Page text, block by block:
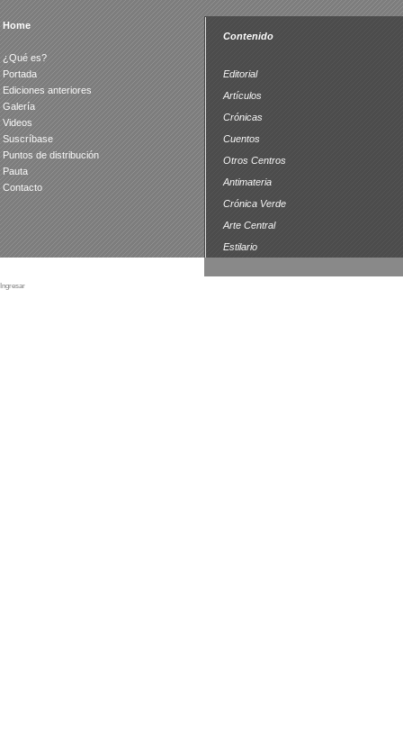
Home
¿Qué es?
Portada
Ediciones anteriores
Galería
Videos
Suscríbase
Puntos de distribución
Pauta
Contacto
Contenido
Editorial
Artículos
Crónicas
Cuentos
Otros Centros
Antimateria
Crónica Verde
Arte Central
Estilario
Ingresar